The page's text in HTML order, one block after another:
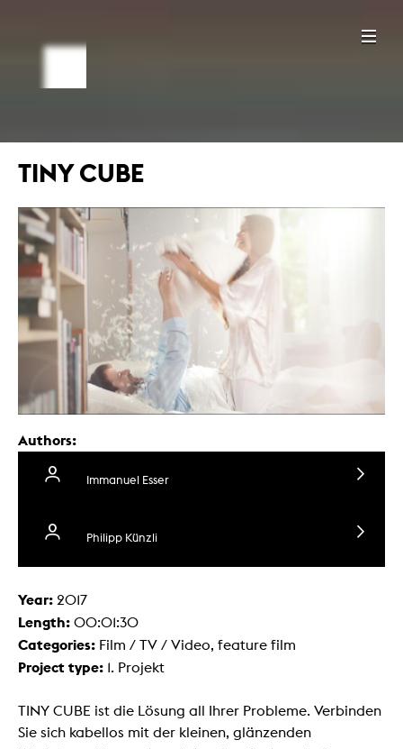
TINY CUBE
Authors:
Immanuel Esser
Philipp Künzli
Year: 2017
Length: 00:01:30
Categories: Film / TV / Video, feature film
Project type: 1. Projekt
TINY CUBE ist die Lösung all Ihrer Probleme. Verbinden
Sie sich kabellos mit der kleinen, glänzenden